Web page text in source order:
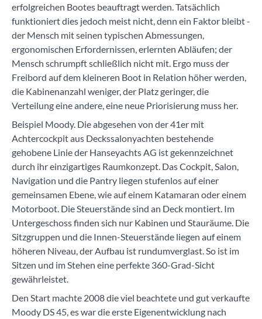
erfolgreichen Bootes beauftragt werden. Tatsächlich
funktioniert dies jedoch meist nicht, denn ein Faktor bleibt -
der Mensch mit seinen typischen Abmessungen,
ergonomischen Erfordernissen, erlernten Abläufen; der
Mensch schrumpft schließlich nicht mit. Ergo muss der
Freibord auf dem kleineren Boot in Relation höher werden,
die Kabinenanzahl weniger, der Platz geringer, die
Verteilung eine andere, eine neue Priorisierung muss her.
Beispiel Moody. Die abgesehen von der 41er mit
Achtercockpit aus Deckssalonyachten bestehende
gehobene Linie der Hanseyachts AG ist gekennzeichnet
durch ihr einzigartiges Raumkonzept. Das Cockpit, Salon,
Navigation und die Pantry liegen stufenlos auf einer
gemeinsamen Ebene, wie auf einem Katamaran oder einem
Motorboot. Die Steuerstände sind an Deck montiert. Im
Untergeschoss finden sich nur Kabinen und Stauräume. Die
Sitzgruppen und die Innen-Steuerstände liegen auf einem
höheren Niveau, der Aufbau ist rundumverglast. So ist im
Sitzen und im Stehen eine perfekte 360-Grad-Sicht
gewährleistet.
Den Start machte 2008 die viel beachtete und gut verkaufte
Moody DS 45, es war die erste Eigenentwicklung nach